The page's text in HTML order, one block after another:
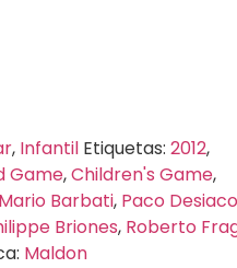
, Infantil Etiquetas: 2012,
Game,Children's Game,
Mario Barbati, Paco Desiaco
Briones, Roberto
Maldon